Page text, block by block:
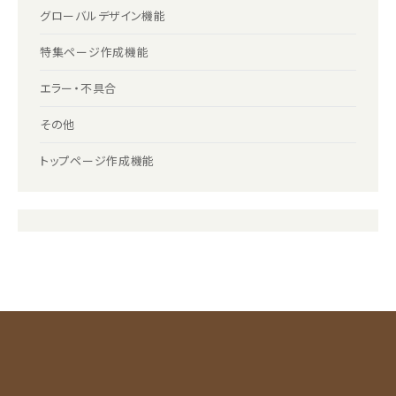
グローバルデザイン機能
特集ページ作成機能
エラー・不具合
その他
トップページ作成機能